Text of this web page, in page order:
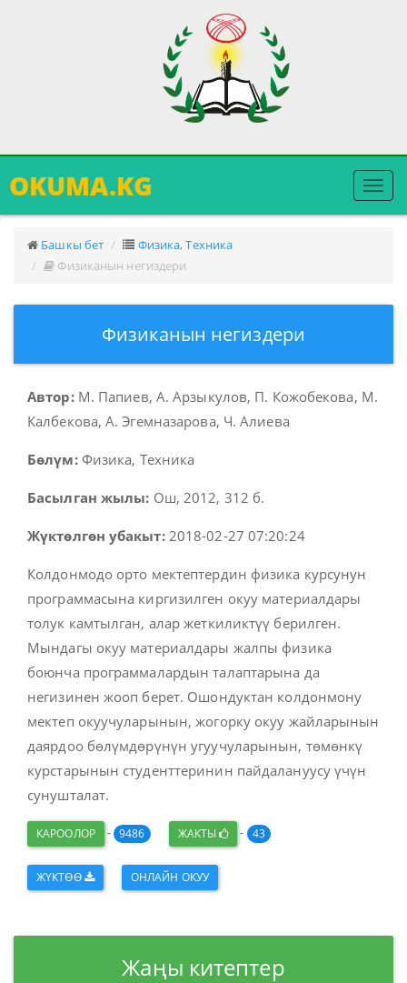
OKUMA.KG
Башкы бет
Физика, Техника
Физиканын негиздери
Физиканын негиздери
Автор:М. Папиев, А. Арзыкулов, П. Кожобекова, М.
Калбекова, А. Эгемназарова, Ч. Алиева
Бөлүм:Физика, Техника
Басылган жылы: Ош, 2012, 312 б.
Жүктөлгөн убакыт:2018-02-27 07:20:24
Колдонмодо орто мектептердин физика курсунун
программасына киргизилген окуу материалдары
толук камтылган, алар жеткиликтүү берилген.
Мындагы окуу материалдары жалпы физика
боюнча программалардын талаптарына да
негизинен жооп берет. Ошондуктан колдонмону
мектеп окуучуларынын, жогорку окуу жайларынын
даярдоо бөлүмдөрүнүн угуучуларынын, төмөнкү
курстарынын студенттеринин пайдалануусу үчүн
сунушталат.
КАРООЛОР - 9486 ЖАКТЫ - 43
ЖҮКТӨӨ ОНЛАЙН ОКУУ
Жаңы китептер